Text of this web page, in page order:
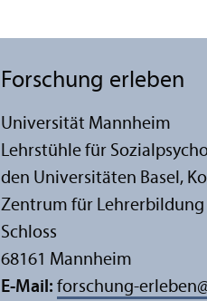
Forschung erleben
Universität Mannheim
Lehr­stühle für
den Universitäten Basel,
Zentrum für Lehr­erbildung
Schloss
68161 Mannheim
E-Mail: forschung-erleben